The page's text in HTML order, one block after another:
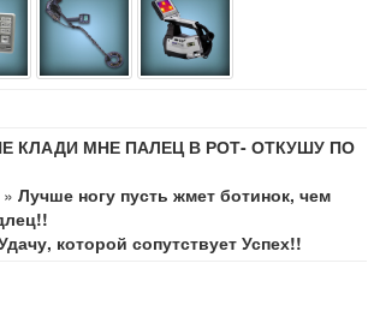
КЛАДИ МНЕ ПАЛЕЦ В РОТ- ОТКУШУ ПО
» Лучше ногу пусть жмет ботинок, чем
которой сопутствует Успех!!